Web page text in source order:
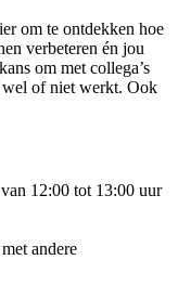
om te ontdekken hoe
verbeteren én jou
om met collega’s
wel of niet werkt. Ook
12:00 tot 13:00 uur
andere